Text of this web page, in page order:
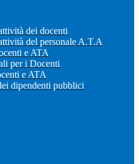
dei docenti
del personale A.T.A
e ATA
per i Docenti
e ATA
dipendenti pubblici